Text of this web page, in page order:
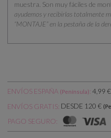
muestra. Son muy fáciles de
ayudemos y recibirlas totalmente
“MONTAJE” en la pestaña de la
ENVÍOS ESPAÑA (Península): 4,99 €
ENVÍOS GRATIS: DESDE 120 €
PAGO SEGURO: